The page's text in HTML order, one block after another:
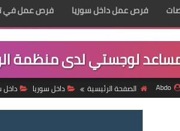
فرص عمل داخل سوريا فرص عمل في
لوجستي لدى منظمة
Abdo الصفحة الرئيسية داخل سوريا داخل